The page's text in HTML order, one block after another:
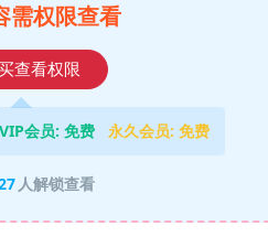
需权限查看
查看权限
VIP会员: 免费 永久会员: 免费
人解锁查看